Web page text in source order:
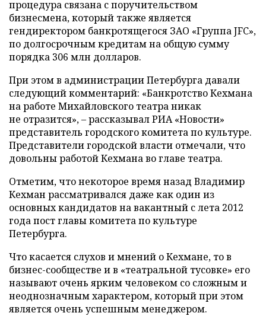
процедура связана с поручительством
бизнесмена, который также является
гендиректором банкротящегося ЗАО «Группа JFC»,
по долгосрочным кредитам на общую сумму
порядка 306 млн долларов.
При этом в администрации Петербурга давали
следующий комментарий: «Банкротство Кехмана
на работе Михайловского театра никак
не отразится»,–рассказывал РИА «Новости»
представитель городского комитета по культуре.
Представители городской власти отмечали, что
довольны работой Кехмана во главе театра.
Отметим, что некоторое время назад Владимир
Кехман рассматривался даже как один из
основных кандидатов на вакантный с лета 2012
года пост главы комитета по культуре
Петербурга.
Что касается слухов и мнений о Кехмане, то в
бизнес-сообществе и в «театральной тусовке» его
называют очень ярким человеком со сложным и
неоднозначным характером, который при этом
является очень успешным менеджером.